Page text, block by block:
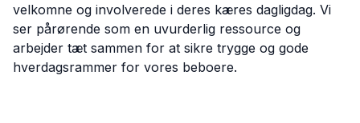
velkomne og involverede i deres kæres dagligdag. Vi
ser pårørende som en uvurderlig ressource og
arbejder tæt sammen for at sikre trygge og gode
hverdagsrammer for vores beboere.